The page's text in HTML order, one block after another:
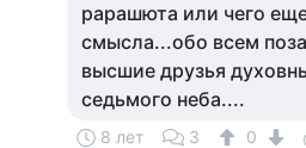
рарашюта или чего
смысла...обо всем
высшие друзья
седьмого неба....
8 лет 3 0